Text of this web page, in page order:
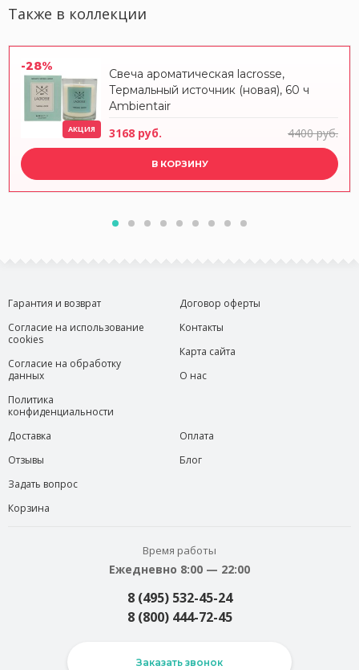
Также в коллекции
-28%
АКЦИЯ
Свеча ароматическая lacrosse,
Термальный источник (новая), 60 ч
Ambientair
3168 руб. 4400 руб.
В КОРЗИНУ
Гарантия и возврат
Согласие на использование
cookies
Согласие на обработку
данных
Политика
конфиденциальности
Договор оферты
Контакты
Карта сайта
О нас
Доставка
Отзывы
Задать вопрос
Корзина
Оплата
Блог
Время работы
Ежедневно 8:00 — 22:00
8 (495) 532-45-24
8 (800) 444-72-45
Заказать звонок